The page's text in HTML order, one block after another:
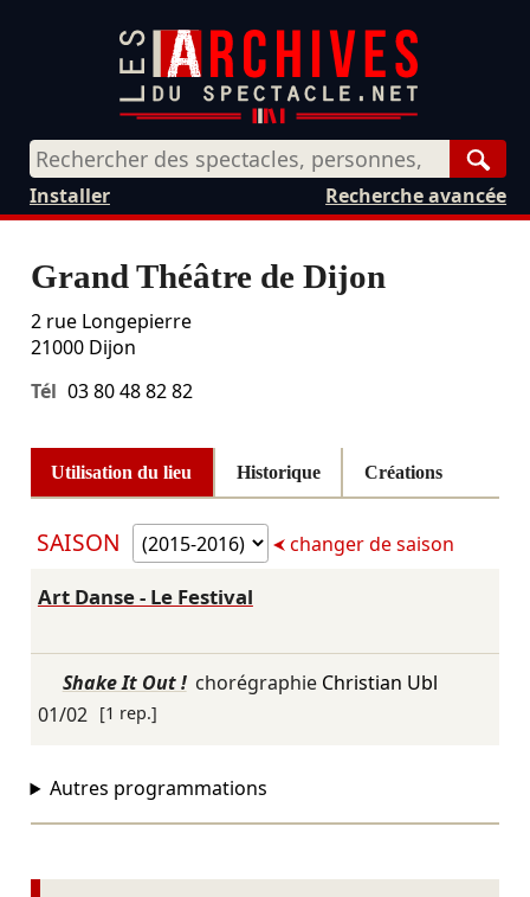
Recherche avancée
Installer
Grand Théâtre de Dijon
2 rue Longepierre
21000 Dijon
Tél 03 80 48 82 82
Utilisation du lieu Historique Créations
SAISON changer de saison
Art Danse - Le Festival
Shake It Out ! chorégraphie Christian Ubl
01/02 [1 rep.]
Autres programmations